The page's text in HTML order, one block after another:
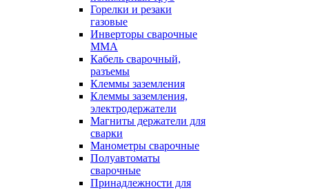
Горелки и резаки
газовые
Инверторы сварочные
ММА
Кабель сварочный,
разъемы
Клеммы заземления
Клеммы заземления,
электродержатели
Магниты держатели для
сварки
Манометры сварочные
Полуавтоматы
сварочные
Принадлежности для